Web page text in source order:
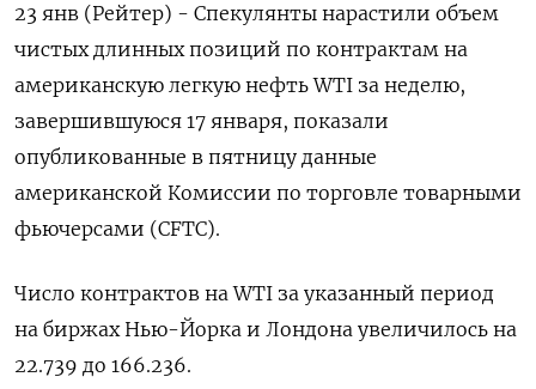
23 янв (Рейтер) - Спекулянты нарастили объем
чистых длинных позиций по контрактам на
американскую легкую нефть WTI за неделю,
завершившуюся 17 января, показали
опубликованные в пятницу данные
американской Комиссии по торговле товарными
фьючерсами (CFTC).
Число контрактов на WTI за указанный период
на биржах Нью-Йорка и Лондона увеличилось на
22.739 до 166.236.